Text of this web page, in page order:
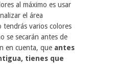
al máximo es usar
el área
tendrás varios colores
se secarán antes de
en cuenta, que antes
tienes que